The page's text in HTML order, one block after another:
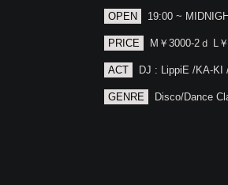
OPEN 19:00 ~
PRICE M￥3000-2ｄ L
ACT DJ : LippiE /KA-KI
GENRE Disco/Dance